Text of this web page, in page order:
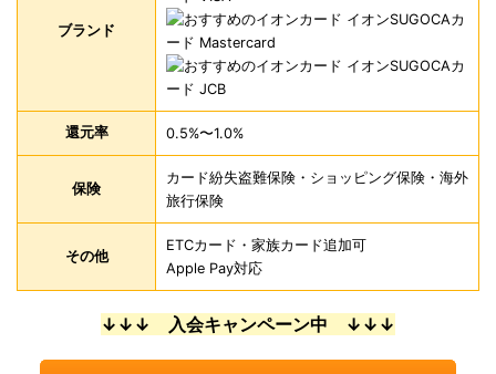
ブランド
還元率 0.5%〜1.0%
保険
カード紛失盗難保険・ショッピング保険・海外
旅行保険
その他
ETCカード・家族カード追加可
Apple Pay対応
↓↓↓ 入会キャンペーン中 ↓↓↓